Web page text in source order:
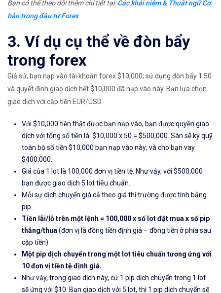
Bạn có thể theo dõi thêm chi tiết tại:Các khái niệm & Thuật ngữ Cơ
bản trong đầu tư Forex
3. Ví dụ cụ thể về đòn bẩy
trong forex
Giả sử, bạn nạp vào tài khoản forex $10,000; sử dụng đòn bẩy 1:50
và quyết định giao dịch hết $10,000 đã nạp vào này. Bạn lựa chọn
giao dịch với cặp tiền EUR/USD.
Với $10,000 tiền thật được bạn nạp vào, bạn được quyền giao
dịch với tổng số tiền là: $10,000 x 50 = $500,000. Sàn sẽ ký quỹ
toàn bộ số tiền $10,000 bạn nạp vào này; và cho bạn vay
$400,000.
Giá của 1 lot là 100,000 đơn vị tiền tệ. Như vậy, với $500,000
bạn được giao dịch 5 lot tiêu chuẩn.
Mỗi sự dịch chuyển giá cả theo giá thị trường được tính bằng
pip.
Tiền lãi/lỗ trên một lệnh = 100,000 x số lot đặt mua x số pip
thắng/thua(đơn vị là đồng tiền định giá – đồng tiền ở phía sau
cặp tiền)
Một pip dịch chuyển trong một lot tiêu chuẩn tương ứng với
10 đơn vị tiền tệ định giá.
Như vậy, trong giao dịch này, cứ 1 pip dịch chuyển trong 1 lot
sẽ ứng với $10. Bạn giao dịch với 5 lot, thì 1 pip dịch chuyển sẽ